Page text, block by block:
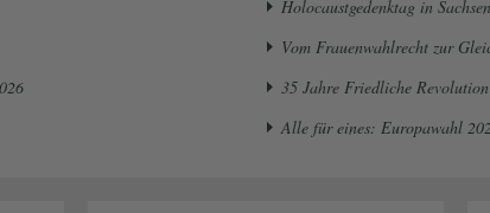
Holocaustgedenktag in
Vom Frauenwahlrecht zur
35 Jahre Friedliche Revolution
Alle für eines: Europawahl